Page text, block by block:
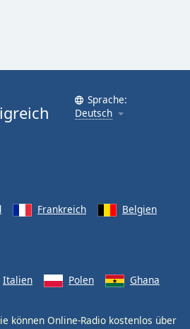
Sprache:
Deutsch
Frankreich
Belgien
Italien Polen Ghana
können Online-Radio kostenlos über